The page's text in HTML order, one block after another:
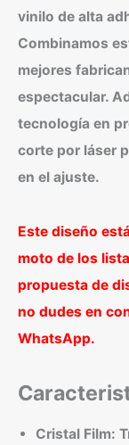
vinilo de alta
Combinamos
mejores
espectacular.
tecnología en
corte por láser
en el ajuste.
Este diseño
moto de los
propuesta de
no dudes en
WhatsApp.
Cristal Film: